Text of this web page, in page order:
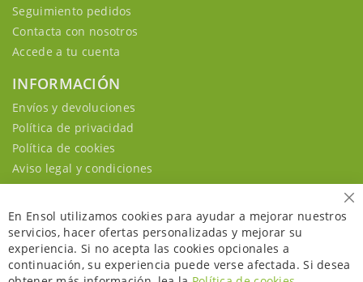
Seguimiento pedidos
Contacta con nosotros
Accede a tu cuenta
INFORMACIÓN
Envíos y devoluciones
Política de privacidad
Política de cookies
Aviso legal y condiciones
En Ensol utilizamos cookies para ayudar a mejorar nuestros
servicios, hacer ofertas personalizadas y mejorar su
experiencia. Si no acepta las cookies opcionales a
continuación, su experiencia puede verse afectada. Si desea